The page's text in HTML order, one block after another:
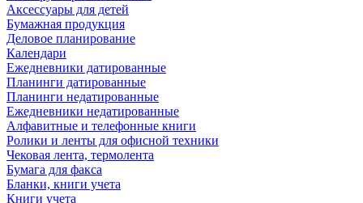
Аксессуары для детей
Бумажная продукция
Деловое планирование
Календари
Ежедневники датированные
Планинги датированные
Планинги недатированные
Ежедневники недатированные
Алфавитные и телефонные книги
Ролики и ленты для офисной техники
Чековая лента, термолента
Бумага для факса
Бланки, книги учета
Книги учета